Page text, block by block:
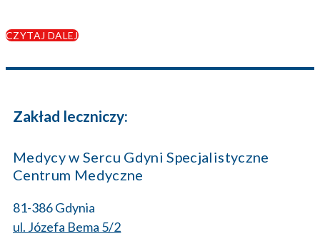
CZYTAJ DALEJ
Zakład leczniczy:
Medycy w Sercu Gdyni Specjalistyczne
Centrum Medyczne
81-386 Gdynia
ul. Józefa Bema 5/2